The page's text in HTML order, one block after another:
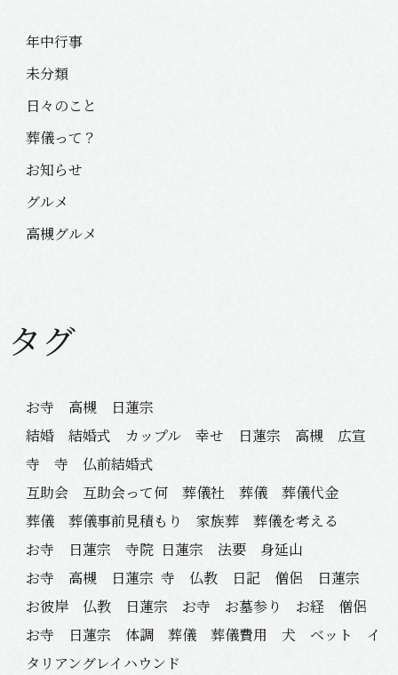
年中行事
未分類
日々のこと
葬儀って？
お知らせ
グルメ
高槻グルメ
タグ
お寺 高槻 日蓮宗
結婚 結婚式 カップル 幸せ 日蓮宗 高槻 広宣
寺 寺 仏前結婚式
互助会 互助会って何 葬儀社 葬儀 葬儀代金
葬儀 葬儀事前見積もり 家族葬 葬儀を考える
お寺 日蓮宗 寺院 日蓮宗 法要 身延山
お寺 高槻 日蓮宗 寺 仏教 日記 僧侶 日蓮宗
お彼岸 仏教 日蓮宗 お寺 お墓参り お経 僧侶
お寺 日蓮宗 体調 葬儀 葬儀費用 犬 ベット イ
タリアングレイハウンド